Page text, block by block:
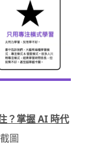
？掌握 AI 時代
圖